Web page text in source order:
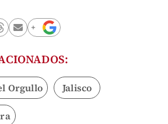
Orgullo Jalisco